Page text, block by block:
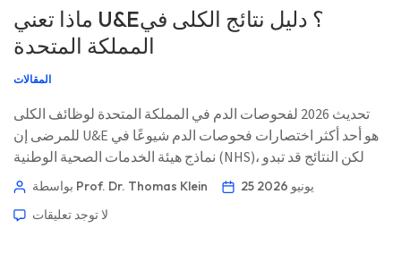
ماذا تعني U&E؟ دليل نتائج الكلى في
المملكة المتحدة
المقالات
تحديث 2026 لفحوصات الدم في المملكة المتحدة لوظائف الكلى
للمرضى إن U&E هو أحد أكثر اختصارات فحوصات الدم شيوعًا في
نماذج هيئة الخدمات الصحية الوطنية (NHS)، لكن النتائج قد تبدو
غامضة. إليك كيفية قراءة الأطباء في المملكة المتحدة لليوريا
بواسطة Prof. Dr. Thomas Klein
25 يونيو 2026
لا توجد تعليقات